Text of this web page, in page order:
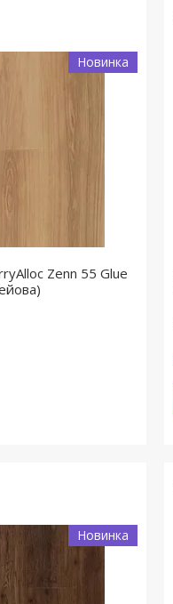
Новинка
Zenn 55 Glue
Новинка